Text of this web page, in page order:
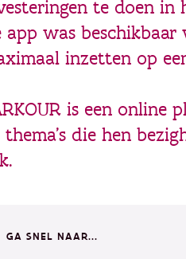
te doen in
app was
inzetten op
is een
thema’s die hen
GA SNEL NAAR...